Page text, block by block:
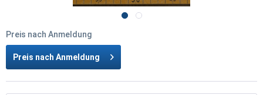
Preis nach Anmeldung
Preis nach Anmeldung